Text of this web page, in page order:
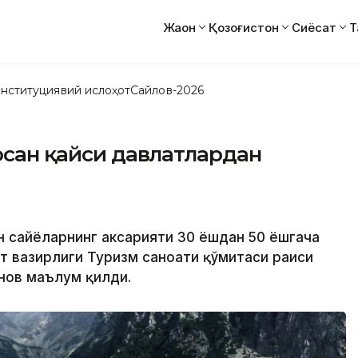
Жаҳон Қозоғистон Сиёсат
ислоҳотСайлов-2026
қайси давлатлардан
аксарияти 30 ёшдан 50 ёшгача
вазирлиги Туризм саноати қўмитаси раиси
маълум қилди.